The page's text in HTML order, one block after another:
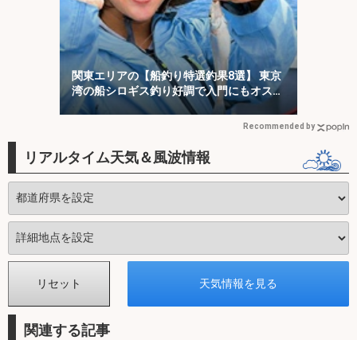
関東エリアの【船釣り特選釣果8選】 東京
湾の船シロギス釣り好調で入門にもオスス
メ！
Recommended by
リアルタイム天気＆風波情報
関連する記事